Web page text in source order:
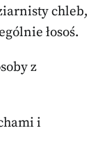
chleb,
łosoś.
z
i